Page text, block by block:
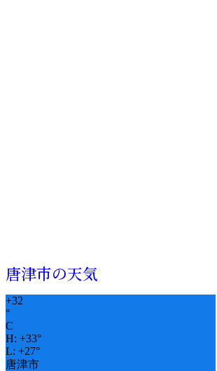
唐津市の天気
+32
°
C
H: +33°
L: +27°
唐津市